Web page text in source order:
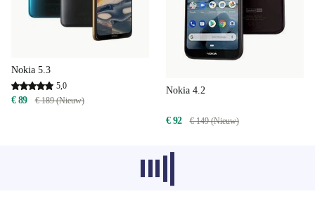
Nokia 5.3
5,0
€ 89 € 189 (Nieuw)
Nokia 4.2
€ 92 € 149 (Nieuw)
Aanbevolen producten uit andere
categorieën worden momenteel niet